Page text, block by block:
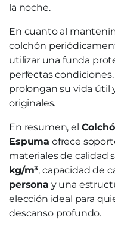
la noche.
En cuanto al
colchón
utilizar una funda
perfectas
prolongan su vida útil
originales.
En resumen, el
Espuma ofrece
materiales de calidad
kg/m³, capacidad de
persona y una
elección ideal para
descanso profundo.